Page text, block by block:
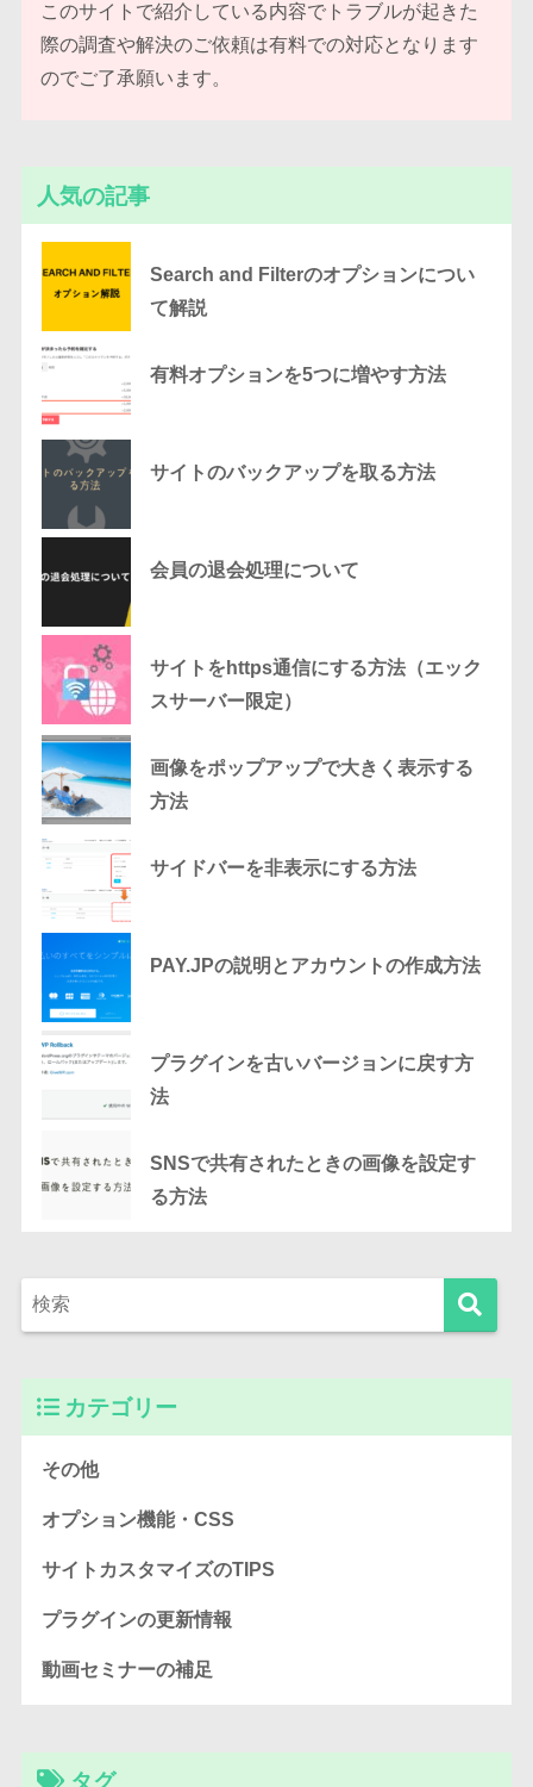
このサイトで紹介している内容でトラブルが起きた
際の調査や解決のご依頼は有料での対応となります
のでご了承願います。
人気の記事
Search and Filterのオプションについ
て解説
有料オプションを5つに増やす方法
サイトのバックアップを取る方法
会員の退会処理について
サイトをhttps通信にする方法（エック
スサーバー限定）
画像をポップアップで大きく表示する
方法
サイドバーを非表示にする方法
PAY.JPの説明とアカウントの作成方法
プラグインを古いバージョンに戻す方
法
SNSで共有されたときの画像を設定す
る方法
カテゴリー
その他
オプション機能・CSS
サイトカスタマイズのTIPS
プラグインの更新情報
動画セミナーの補足
タグ